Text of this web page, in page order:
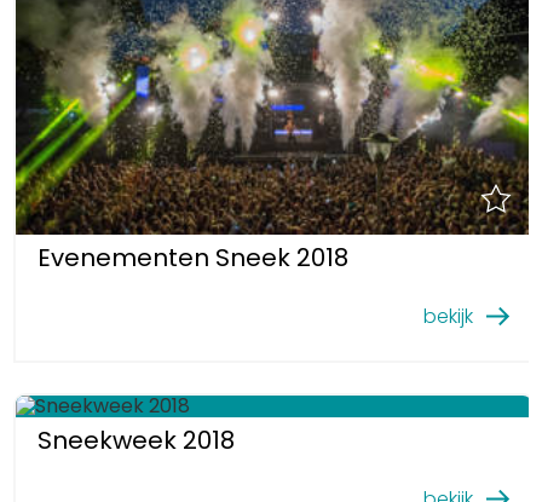
Evenementen Sneek 2018
bekijk
Sneekweek 2018